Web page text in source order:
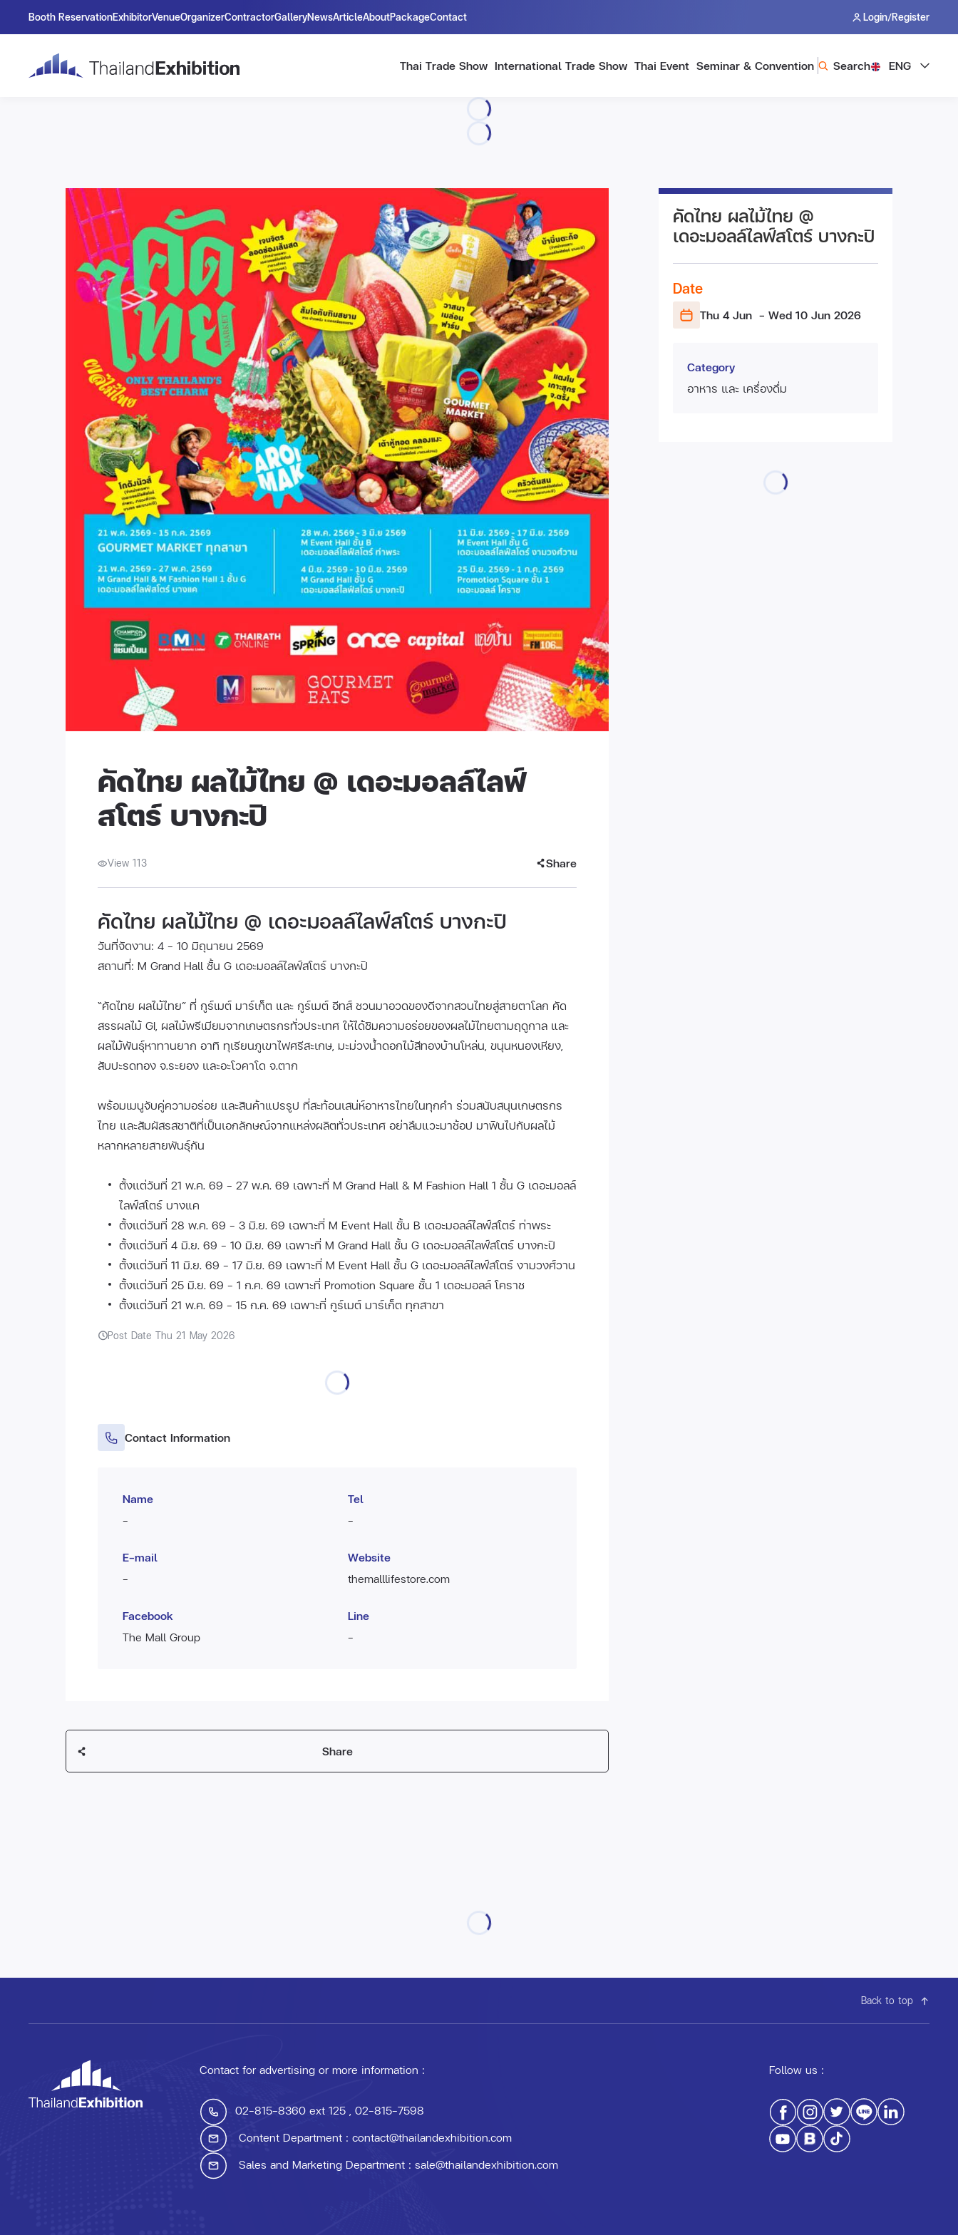
Booth ReservationExhibitorVenueOrganizerContractorGalleryNewsArticleAboutPackageContact Login/Register
Thai Trade Show International Trade Show Thai Event Seminar & Convention Search ENG
คัดไทย ผลไม้ไทย @
เดอะมอลล์ไลฟ์สโตร์ บางกะปิ
Date
Thu 4 Jun - Wed 10 Jun 2026
Category
อาหาร และ เครื่องดื่ม
คัดไทย ผลไม้ไทย @ เดอะมอลล์ไลฟ์
สโตร์ บางกะปิ
View 113 Share
คัดไทย ผลไม้ไทย @ เดอะมอลล์ไลฟ์สโตร์ บางกะปิ
วันที่จัดงาน: 4 - 10 มิถุนายน 2569
สถานที่: M Grand Hall ชั้น G เดอะมอลล์ไลฟ์สโตร์ บางกะปิ
“คัดไทย ผลไม้ไทย” ที่ กูร์เมต์ มาร์เก็ต และ กูร์เมต์ อีทส์ ชวนมาอวดของดีจากสวนไทยสู่สายตาโลก คัด
สรรผลไม้ GI, ผลไม้พรีเมียมจากเกษตรกรทั่วประเทศ ให้ได้ชิมความอร่อยของผลไม้ไทยตามฤดูกาล และ
ผลไม้พันธุ์หาทานยาก อาทิ ทุเรียนภูเขาไฟศรีสะเกษ, มะม่วงน้ำดอกไม้สีทองบ้านโหล่น, ขนุนหนองเหียง,
สับปะรดทอง จ.ระยอง และอะโวคาโด จ.ตาก
พร้อมเมนูจับคู่ความอร่อย และสินค้าแปรรูป ที่สะท้อนเสน่ห์อาหารไทยในทุกคำ ร่วมสนับสนุนเกษตรกร
ไทย และสัมผัสรสชาติที่เป็นเอกลักษณ์จากแหล่งผลิตทั่วประเทศ อย่าลืมแวะมาช้อป มาฟินไปกับผลไม้
หลากหลายสายพันธุ์กัน
ตั้งแต่วันที่ 21 พ.ค. 69 - 27 พ.ค. 69 เฉพาะที่ M Grand Hall & M Fashion Hall 1 ชั้น G เดอะมอลล์
ไลฟ์สโตร์ บางแค
ตั้งแต่วันที่ 28 พ.ค. 69 - 3 มิ.ย. 69 เฉพาะที่ M Event Hall ชั้น B เดอะมอลล์ไลฟ์สโตร์ ท่าพระ
ตั้งแต่วันที่ 4 มิ.ย. 69 - 10 มิ.ย. 69 เฉพาะที่ M Grand Hall ชั้น G เดอะมอลล์ไลฟ์สโตร์ บางกะปิ
ตั้งแต่วันที่ 11 มิ.ย. 69 - 17 มิ.ย. 69 เฉพาะที่ M Event Hall ชั้น G เดอะมอลล์ไลฟ์สโตร์ งามวงศ์วาน
ตั้งแต่วันที่ 25 มิ.ย. 69 - 1 ก.ค. 69 เฉพาะที่ Promotion Square ชั้น 1 เดอะมอลล์ โคราช
ตั้งแต่วันที่ 21 พ.ค. 69 - 15 ก.ค. 69 เฉพาะที่ กูร์เมต์ มาร์เก็ต ทุกสาขา
Post Date Thu 21 May 2026
Contact Information
Name
-
Tel
-
E-mail
-
Website
themalllifestore.com
Facebook
The Mall Group
Line
-
Share
Back to top
Contact for advertising or more information :
02-815-8360 ext 125 , 02-815-7598
Content Department : contact@thailandexhibition.com
Sales and Marketing Department : sale@thailandexhibition.com
Follow us :